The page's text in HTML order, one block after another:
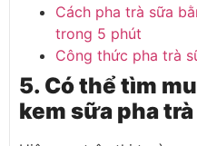
Cách pha trà sữa
trong 5 phút
Công thức pha trà
5. Có thể tìm
kem sữa pha